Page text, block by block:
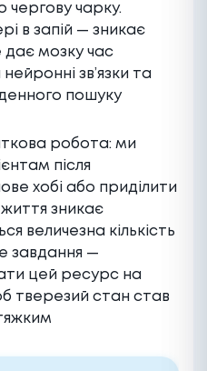
чергову чарку.
в запій — зникає
дає мозку час
зв’язки та
пошуку
робота: ми
після
хобі або приділити
зникає
величезна кількість
завдання —
цей ресурс на
тверезий стан став